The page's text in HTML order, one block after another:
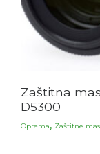
Zaštitna
D5300
Oprema, Zaštitne